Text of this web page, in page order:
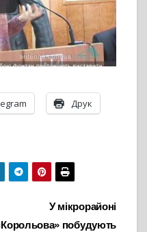
Друк
У мікрорайоні
побудують